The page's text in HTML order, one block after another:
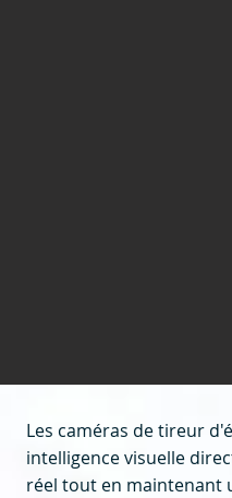
Les caméras de tireur
intelligence visuelle
réel tout en maintenant